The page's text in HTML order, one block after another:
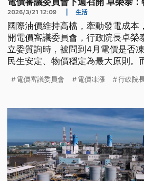
2026/3/21 12:09 生活
國際油價維持高檔，牽動發電成本
開電價審議委員會，行政院長卓榮
立委質詢時，被問到4月電價是否
民生安定、物價穩定為最大原則。
月電價凍漲。
電價審議委員會 電價凍漲 行政院